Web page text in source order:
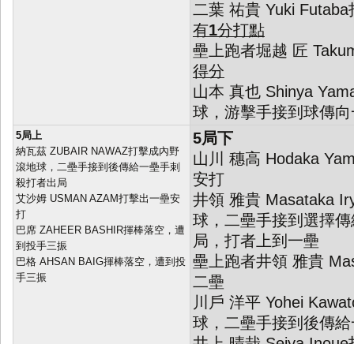
二葉 祐貴 Yuki
有1分打點
壘上跑者堀越 匠
得分
山本 真也 Shinya
球，游擊手接到球傳
5局上
納瓦茲 ZUBAIR NAWAZ打擊成內野
滾地球，二壘手接到後傳給一壘手刺
殺打者出局
艾沙姆 USMAN AZAM打擊出一壘安
打
巴席 ZAHEER BASHIR揮棒落空，遭
到投手三振
巴格 AHSAN BAIG揮棒落空，遭到投
手三振
5局下
山川 穗高 Hodaka
安打
井領 雅貴 Masataka
球，二壘手接到選擇
局，打者上到一壘
壘上跑者井領 雅貴
二壘
川戶 洋平 Yohei
球，二壘手接到後傳